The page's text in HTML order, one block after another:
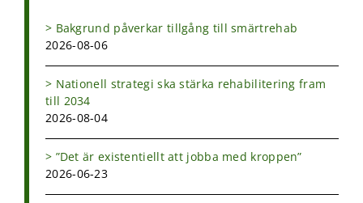
Bakgrund påverkar tillgång till smärtrehab
2026-08-06
Nationell strategi ska stärka rehabilitering fram
till 2034
2026-08-04
”Det är existentiellt att jobba med kroppen”
2026-06-23